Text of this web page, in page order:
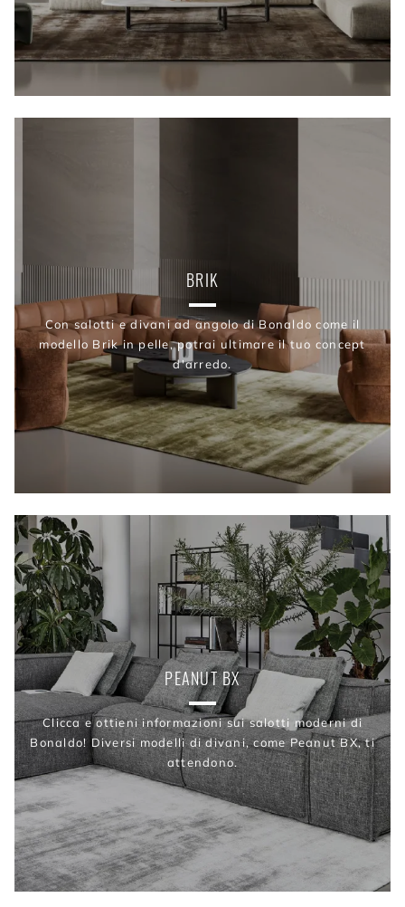
BRIK
Con salotti e divani ad angolo di Bonaldo come il
modello Brik in pelle, potrai ultimare il tuo concept
d'arredo.
PEANUT BX
Clicca e ottieni informazioni sui salotti moderni di
Bonaldo! Diversi modelli di divani, come Peanut BX, ti
attendono.